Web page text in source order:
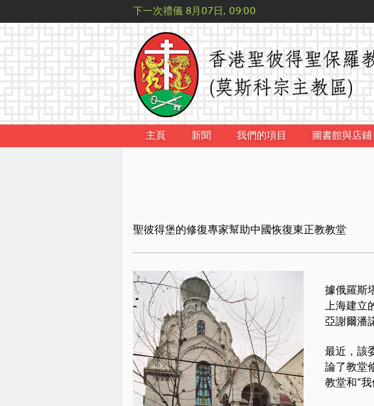
下一次禮儀 8月07日, 09:00
主頁 新聞 我們的項目 圖書館與店鋪
聖彼得堡的修復專家幫助中國恢復東正教教堂
據俄羅斯
上海建立
亞謝爾潘
最近，該
論了教堂
教堂和“